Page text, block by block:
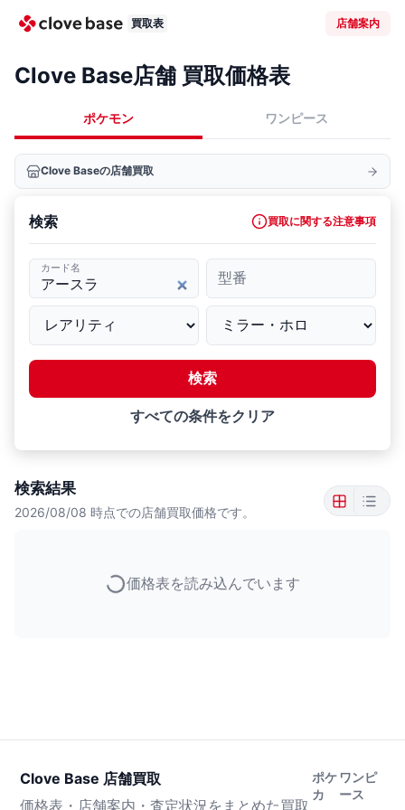
買取表 店舗案内
Clove Base店舗 買取価格表
ポケモン ワンピース
Clove Baseの店舗買取
検索 買取に関する注意事項
カード名
型番
検索
すべての条件をクリア
検索結果
2026/08/08 時点での店舗買取価格です。
価格表を読み込んでいます
Clove Base 店舗買取
価格表・店舗案内・査定状況をまとめた買取
ポケ
カ
ワンピ
ース